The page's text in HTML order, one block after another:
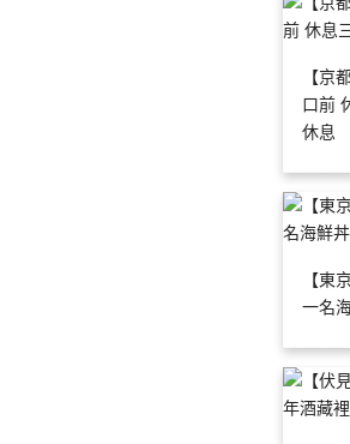
【京
口前
休息
【東
一名